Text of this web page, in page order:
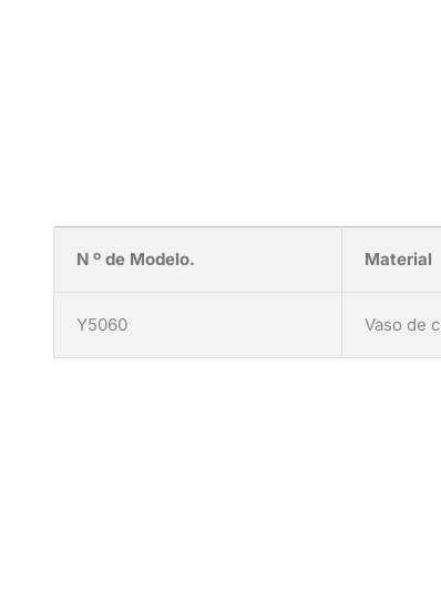
N º de Modelo. Material
Y5060 Vaso de